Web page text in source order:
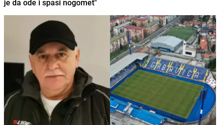
je da ode i spasi nogomet"